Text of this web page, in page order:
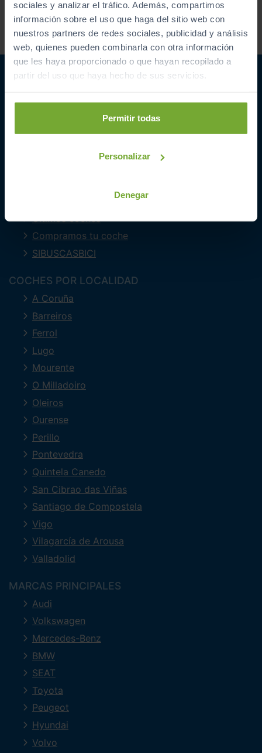
sociales y analizar el tráfico. Además, compartimos
información sobre el uso que haga del sitio web con
nuestros partners de redes sociales, publicidad y análisis
web, quienes pueden combinarla con otra información
que les haya proporcionado o que hayan recopilado a
partir del uso que haya hecho de sus servicios.
Permitir todas
Personalizar
Denegar
Acepto recibir información
comercial sobre ofertas y
promociones de Automóviles
PROVOS S.L.
Últimos coches
Compramos tu coche
SIBUSCASBICI
COCHES POR LOCALIDAD
A Coruña
Barreiros
Ferrol
Lugo
Mourente
O Milladoiro
Oleiros
Ourense
Perillo
Pontevedra
Quintela Canedo
San Cibrao das Viñas
Santiago de Compostela
Vigo
Vilagarcía de Arousa
Valladolid
MARCAS PRINCIPALES
Audi
Volkswagen
Mercedes-Benz
BMW
SEAT
Toyota
Peugeot
Hyundai
Volvo